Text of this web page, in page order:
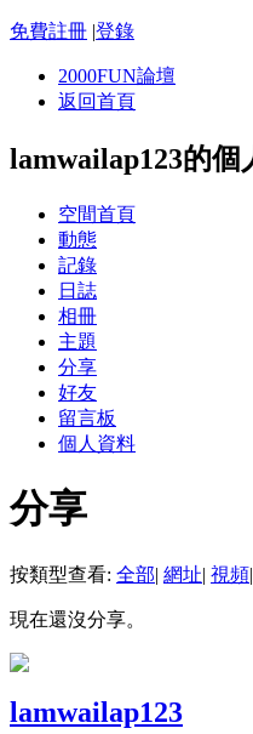
免費註冊 |登錄
2000FUN論壇
返回首頁
lamwailap123的個
空間首頁
動態
記錄
日誌
相冊
主題
分享
好友
留言板
個人資料
分享
按類型查看: 全部| 網址| 視頻|
現在還沒分享。
lamwailap123